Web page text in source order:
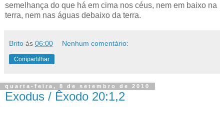
semelhança do que há em cima nos céus, nem em baixo na
terra, nem nas águas debaixo da terra.
Brito às 06:00 Nenhum comentário:
Compartilhar
quarta-feira, 8 de setembro de 2010
Exodus / Êxodo 20:1,2